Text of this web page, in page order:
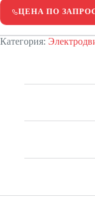
ЦЕНА ПО
Категория: